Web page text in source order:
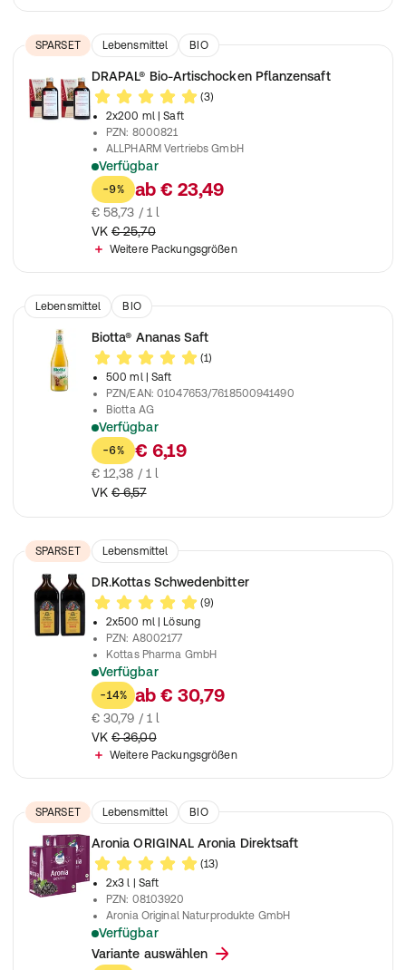
SPARSET Lebensmittel BIO
DRAPAL® Bio-Artischocken Pflanzensaft
(3)
2x200 ml
| Saft
PZN: 8000821
ALLPHARM Vertriebs GmbH
Verfügbar
Bio-Artischockensaft aus kontrolliert biologischem Anbau
-9% ab € 23,49
€ 58,73 / 1 l
VK € 25,70
Weitere Packungsgrößen
Lebensmittel BIO
Biotta® Ananas Saft
(1)
500 ml
| Saft
PZN/EAN:01047653/7618500941490
Biotta AG
Verfügbar
100% naturbelassen und in bester Bio-Qualität
-6% € 6,19
€ 12,38 / 1 l
VK € 6,57
SPARSET Lebensmittel
DR.Kottas Schwedenbitter
(9)
2x500 ml
| Lösung
PZN: A8002177
Kottas Pharma GmbH
Verfügbar
Mit Safran
-14% ab € 30,79
€ 30,79 / 1 l
VK € 36,00
Weitere Packungsgrößen
SPARSET Lebensmittel BIO
Aronia ORIGINAL Aronia Direktsaft
(13)
2x3 l
| Saft
PZN: 08103920
Aronia Original Naturprodukte GmbH
Verfügbar
100 % Aronia Direktsaft
Variante auswählen